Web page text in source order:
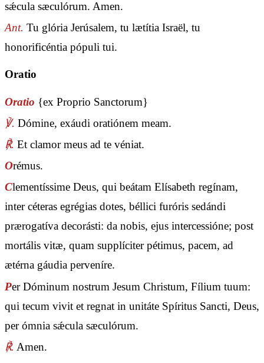
sǽcula sæculórum. Amen.
Ant. Tu glória Jerúsalem, tu lætítia Israël, tu
honorificéntia pópuli tui.
Oratio
Oratio {ex Proprio Sanctorum}
℣. Dómine, exáudi oratiónem meam.
℟. Et clamor meus ad te véniat.
Orémus.
Clementíssime Deus, qui beátam Elísabeth regínam,
inter céteras egrégias dotes, béllici furóris sedándi
prærogatíva decorásti: da nobis, ejus intercessióne; post
mortális vitæ, quam supplíciter pétimus, pacem, ad
ætérna gáudia perveníre.
Per Dóminum nostrum Jesum Christum, Fílium tuum:
qui tecum vivit et regnat in unitáte Spíritus Sancti, Deus,
per ómnia sǽcula sæculórum.
℟. Amen.